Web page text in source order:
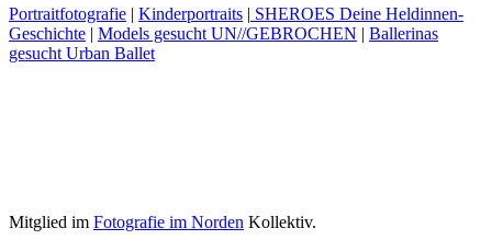
Portraitfotografie | Kinderportraits | SHEROES Deine Heldinnen-
Geschichte | Models gesucht UN//GEBROCHEN | Ballerinas
gesucht Urban Ballet
Mitglied im Fotografie im Norden Kollektiv.